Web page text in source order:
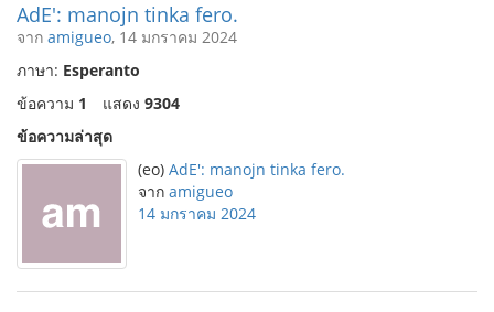
AdE': manojn tinka fero.
จาก amigueo, 14 มกราคม 2024
ภาษา: Esperanto
ข้อความ 1 แสดง 9304
ข้อความล่าสุด
(eo) AdE': manojn tinka fero.
จาก amigueo
14 มกราคม 2024